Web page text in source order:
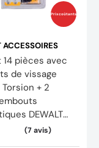
Prix coûtants
ACCESSOIRES
pièces avec
de vissage
+ 2
DEWALT
QZ